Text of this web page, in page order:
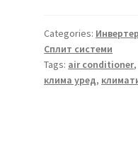
Categories:
Сплит системи
Tags: air conditioner,
клима уред,